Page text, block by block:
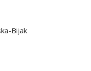
Bijak